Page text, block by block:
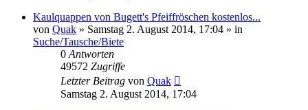
Kaulquappen von Bugett's Pfeiffröschen kostenlos...
von Quak » Samstag 2. August 2014, 17:04 » in
Suche/Tausche/Biete
0 Antworten
49572 Zugriffe
Letzter Beitrag von Quak
Samstag 2. August 2014, 17:04